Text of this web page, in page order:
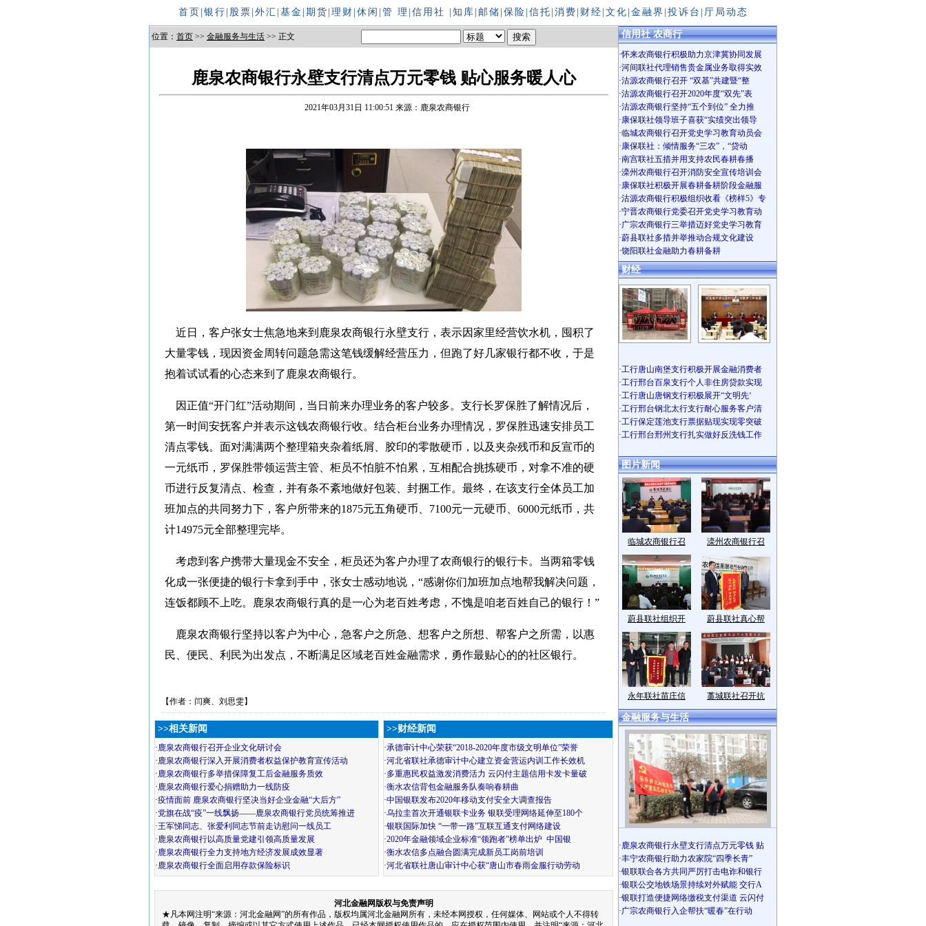
首页 银行 股票 外汇 基金 期货 理财 休闲 管 理 信用社 知库 邮储 保险 信托 消费 财经 文化 金融界 投诉台 厅局动态
位置： 首页 >> 金融服务与生活 >> 正文
鹿泉农商银行永壁支行清点万元零钱 贴心服务暖人心
2021年03月31日 11:00:51 来源：鹿泉农商银行
近日，客户张女士焦急地来到鹿泉农商银行永壁支行，表示因家里经营饮水机，囤积了
大量零钱，现因资金周转问题急需这笔钱缓解经营压力，但跑了好几家银行都不收，于是
抱着试试看的心态来到了鹿泉农商银行。
因正值“开门红”活动期间，当日前来办理业务的客户较多。支行长罗保胜了解情况后，
第一时间安抚客户并表示这钱农商银行收。结合柜台业务办理情况，罗保胜迅速安排员工
清点零钱。面对满满两个整理箱夹杂着纸屑、胶印的零散硬币，以及夹杂残币和反宣币的
一元纸币，罗保胜带领运营主管、柜员不怕脏不怕累，互相配合挑拣硬币，对拿不准的硬
币进行反复清点、检查，并有条不紊地做好包装、封捆工作。最终，在该支行全体员工加
班加点的共同努力下，客户所带来的1875元五角硬币、7100元一元硬币、6000元纸币，共
计14975元全部整理完毕。
考虑到客户携带大量现金不安全，柜员还为客户办理了农商银行的银行卡。当两箱零钱
化成一张便捷的银行卡拿到手中，张女士感动地说，“感谢你们加班加点地帮我解决问题，
连饭都顾不上吃。鹿泉农商银行真的是一心为老百姓考虑，不愧是咱老百姓自己的银行！”
鹿泉农商银行坚持以客户为中心，急客户之所急、想客户之所想、帮客户之所需，以惠
民、便民、利民为出发点，不断满足区域老百姓金融需求，勇作最贴心的的社区银行。
【作者：闫爽、刘思雯】
>>相关新闻
·鹿泉农商银行召开企业文化研讨会
·鹿泉农商银行深入开展消费者权益保护教育宣传活动
·鹿泉农商银行多举措保障复工后金融服务质效
·鹿泉农商银行爱心捐赠助力一线防疫
·疫情面前 鹿泉农商银行坚决当好企业金融“大后方”
·党旗在战“疫”一线飘扬——鹿泉农商银行党员统筹推进
·王军悌同志、张爱利同志节前走访慰问一线员工
·鹿泉农商银行以高质量党建引领高质量发展
·鹿泉农商银行全力支持地方经济发展成效显著
·鹿泉农商银行全面启用存款保险标识
>>财经新闻
·承德审计中心荣获“2018-2020年度市级文明单位”荣誉
·河北省联社承德审计中心建立资金营运内训工作长效机
·多重惠民权益激发消费活力 云闪付主题信用卡发卡量破
·衡水农信背包金融服务队奏响春耕曲
·中国银联发布2020年移动支付安全大调查报告
·乌拉圭首次开通银联卡业务 银联受理网络延伸至180个
·银联国际加快 “一带一路”互联互通支付网络建设
·2020年金融领域企业标准“领跑者”榜单出炉 中国银
·衡水农信多点融合圆满完成新员工岗前培训
·河北省联社唐山审计中心获“唐山市春雨金服行动劳动
河北金融网版权与免责声明
★凡本网注明“来源：河北金融网”的所有作品，版权均属河北金融网所有，未经本网授权，任何媒体、网站或个人不得转
信用社 农商行
·怀来农商银行积极助力京津冀协同发展
·河间联社代理销售贵金属业务取得实效
·沽源农商银行召开 “双基”共建暨“整
·沽源农商银行召开2020年度“双先”表
·沽源农商银行坚持“五个到位” 全力推
·康保联社领导班子喜获“实绩突出领导
·临城农商银行召开党史学习教育动员会
·康保联社：倾情服务“三农”，“贷动
·南宫联社五措并用支持农民春耕春播
·滦州农商银行召开消防安全宣传培训会
·康保联社积极开展春耕备耕阶段金融服
·沽源农商银行积极组织收看《榜样5》专
·宁晋农商银行党委召开党史学习教育动
·广宗农商银行三举措迈好党史学习教育
·蔚县联社多措并举推动合规文化建设
·饶阳联社金融助力春耕备耕
财经
·工行唐山南堡支行积极开展金融消费者
·工行邢台百泉支行个人非住房贷款实现
·工行唐山唐钢支行积极展开“文明先‘
·工行邢台钢北太行支行耐心服务客户清
·工行保定莲池支行票据贴现实现零突破
·工行邢台邢州支行扎实做好反洗钱工作
图片新闻
临城农商银行召 滦州农商银行召
蔚县联社组织开 蔚县联社真心帮
永年联社苗庄信 藁城联社召开抗
金融服务与生活
·鹿泉农商银行永壁支行清点万元零钱 贴
·丰宁农商银行助力农家院“四季长青”
·银联联合各方共同严厉打击电诈和银行
·银联公交地铁场景持续对外赋能 交行A
·银联打造便捷网络缴税支付渠道 云闪付
·广宗农商银行入企帮扶“暖春”在行动